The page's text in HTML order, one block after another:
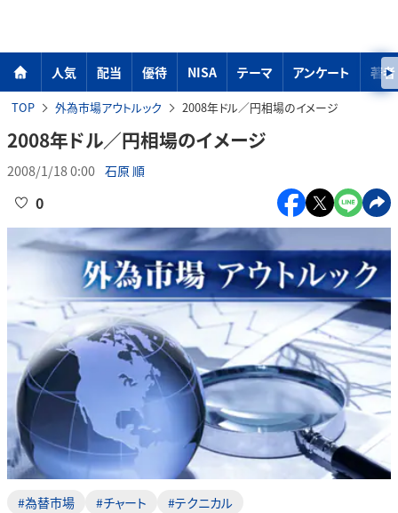
人気 配当 優待 NISA テーマ アンケート 著者
TOP 外為市場アウトルック 2008年ドル／円相場のイメージ
2008年ドル／円相場のイメージ
2008/1/18 0:00 石原 順
0
#為替市場 #チャート #テクニカル